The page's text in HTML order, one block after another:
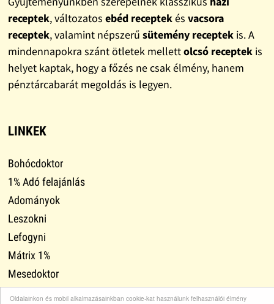
Oldalainkon és mobil alkalmazásainkban cookie-kat használunk felhasználói élmény
receptek, változatos ebéd receptekés vacsora
receptek, valamint népszerű sütemény receptekis. A
mindennapokra szánt ötletek mellettolcsó receptekis
helyet kaptak, hogy a főzés ne csak élmény, hanem
pénztárcabarát megoldás is legyen.
LINKEK
Bohócdoktor
1% Adó felajánlás
Adományok
Leszokni
Lefogyni
Mátrix 1%
Mesedoktor